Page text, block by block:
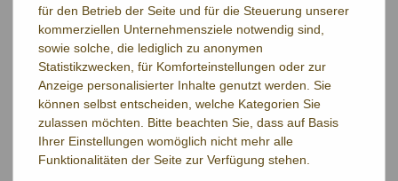
für den Betrieb der Seite und für die Steuerung unserer
kommerziellen Unternehmensziele notwendig sind,
sowie solche, die lediglich zu anonymen
Statistikzwecken, für Komforteinstellungen oder zur
Anzeige personalisierter Inhalte genutzt werden. Sie
können selbst entscheiden, welche Kategorien Sie
zulassen möchten. Bitte beachten Sie, dass auf Basis
Ihrer Einstellungen womöglich nicht mehr alle
Funktionalitäten der Seite zur Verfügung stehen.